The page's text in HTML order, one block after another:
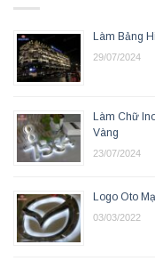
Làm Bảng
29/07/2024
Làm Chữ
Vàng
23/07/2024
Logo Oto
03/03/2022